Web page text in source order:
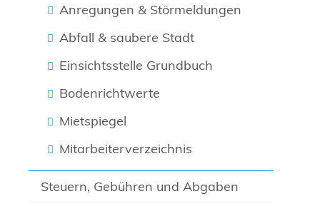
Anregungen & Störmeldungen
Abfall & saubere Stadt
Einsichtsstelle Grundbuch
Bodenrichtwerte
Mietspiegel
Mitarbeiterverzeichnis
Steuern, Gebühren und Abgaben